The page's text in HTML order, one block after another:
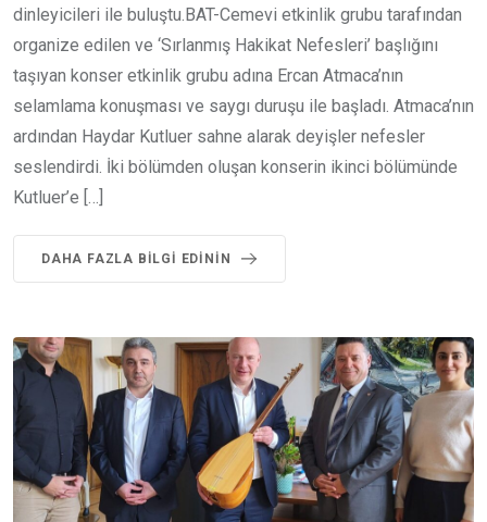
dinleyicileri ile buluştu.BAT-Cemevi etkinlik grubu tarafından
organize edilen ve ‘Sırlanmış Hakikat Nefesleri’ başlığını
taşıyan konser etkinlik grubu adına Ercan Atmaca’nın
selamlama konuşması ve saygı duruşu ile başladı. Atmaca’nın
ardından Haydar Kutluer sahne alarak deyişler nefesler
seslendirdi. İki bölümden oluşan konserin ikinci bölümünde
Kutluer’e […]
DAHA FAZLA BILGI EDININ